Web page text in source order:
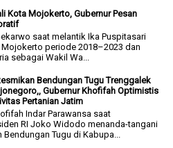
Kota Mojokerto, Gubernur Pesan
saat melantik Ika Puspitasari
periode 2018–2023 dan
sebagai Wakil Wa...
Bendungan Tugu Trenggalek
Gubernur Khofifah Optimistis
Pertanian Jatim
Indar Parawansa saat
RI Joko Widodo menanda-tangani
Tugu di Kabupa...